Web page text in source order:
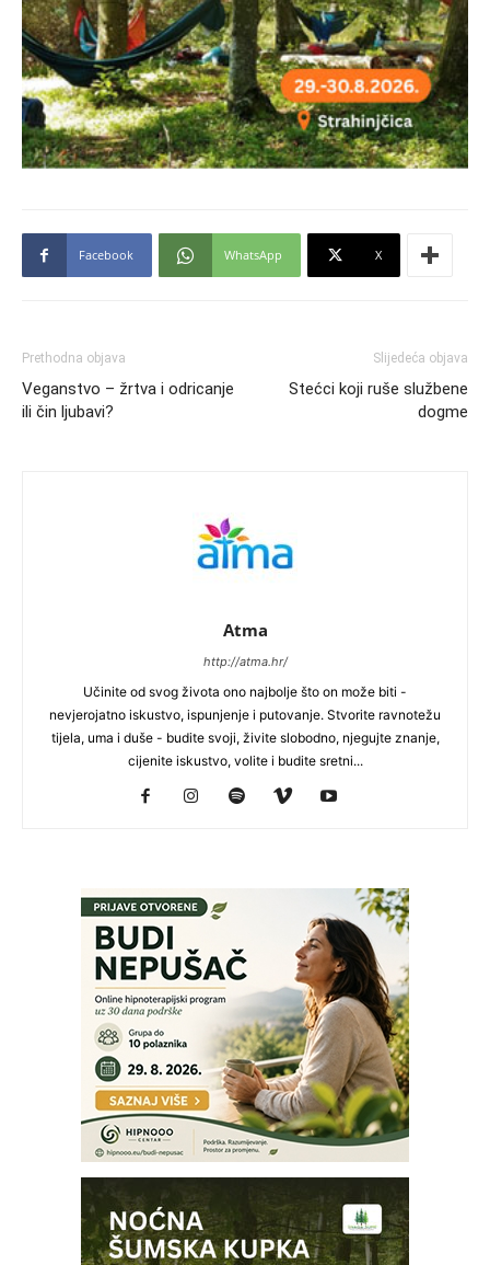
Facebook WhatsApp X
Prethodna objava
Veganstvo – žrtva i odricanje
ili čin ljubavi?
Slijedeća objava
Stećci koji ruše službene
dogme
Atma
http://atma.hr/
Učinite od svog života ono najbolje što on može biti -
nevjerojatno iskustvo, ispunjenje i putovanje. Stvorite ravnotežu
tijela, uma i duše - budite svoji, živite slobodno, njegujte znanje,
cijenite iskustvo, volite i budite sretni...